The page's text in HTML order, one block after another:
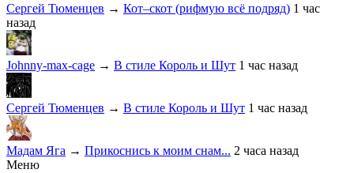
Сергей Тюменцев → Кот–скот (рифмую всё подряд) 1 час
назад
Johnny-max-cage → В стиле Король и Шут 1 час назад
Сергей Тюменцев → В стиле Король и Шут 1 час назад
Мадам Яга → Прикоснись к моим снам... 2 часа назад
Меню